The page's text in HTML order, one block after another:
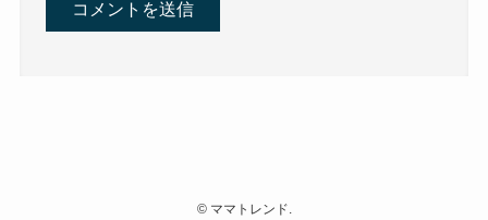
©ママトレンド.